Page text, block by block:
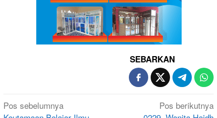
SEBARKAN
Navigasi
Pos sebelumnya
Pos berikutnya